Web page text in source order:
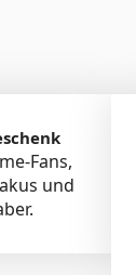
Fans,
und